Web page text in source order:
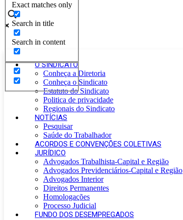
Exact matches only
Search in title
Search in content
O SINDICATO
Conheça a Diretoria
Conheça o Sindicato
Estatuto do Sindicato
Politica de privacidade
Regionais do Sindicato
NOTÍCIAS
Pesquisar
Saúde do Trabalhador
ACORDOS E CONVENÇÕES COLETIVAS
JURÍDICO
Advogados Trabalhista-Capital e Região
Advogados Previdenciários-Capital e Região
Advogados Interior
Direitos Permanentes
Homologações
Processo Judicial
FUNDO DOS DESEMPREGADOS